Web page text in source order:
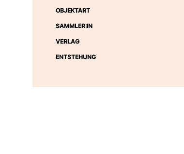
OBJEKTART
SAMMLER:IN
VERLAG
ENTSTEHUNG